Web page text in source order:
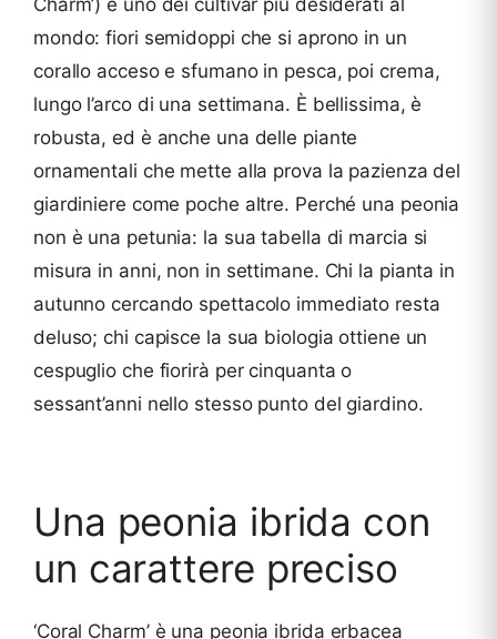
Charm’) è uno dei cultivar più desiderati al
mondo: fiori semidoppi che si aprono in un
corallo acceso e sfumano in pesca, poi crema,
lungo l’arco di una settimana. È bellissima, è
robusta, ed è anche una delle piante
ornamentali che mette alla prova la pazienza del
giardiniere come poche altre. Perché una peonia
non è una petunia: la sua tabella di marcia si
misura in anni, non in settimane. Chi la pianta in
autunno cercando spettacolo immediato resta
deluso; chi capisce la sua biologia ottiene un
cespuglio che fiorirà per cinquanta o
sessant’anni nello stesso punto del giardino.
Una peonia ibrida con
un carattere preciso
‘Coral Charm’ è una peonia ibrida erbacea